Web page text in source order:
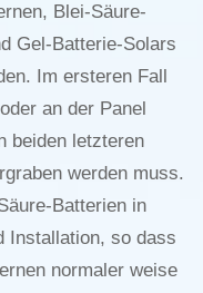
Blei-Säure-
Gel-Batterie-Solars
Im ersteren Fall
an der Panel
beiden letzteren
werden muss.
Batterien in
Installation, so dass
normaler weise